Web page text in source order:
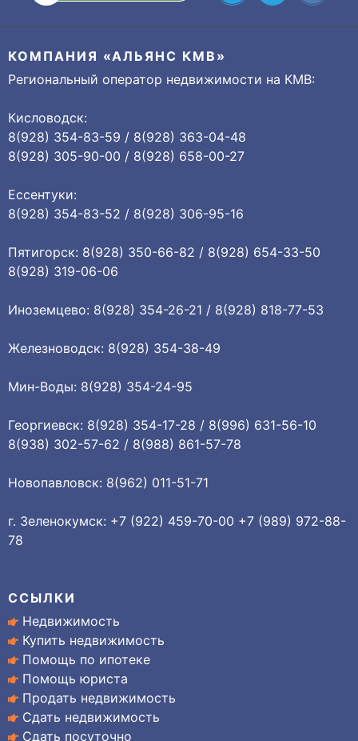
КОМПАНИЯ «АЛЬЯНС КМВ»
Региональный оператор недвижимости на КМВ:
Кисловодск:
8(928) 354-83-59 / 8(928) 363-04-48
8(928) 305-90-00 / 8(928) 658-00-27
Ессентуки:
8(928) 354-83-52 / 8(928) 306-95-16
Пятигорск: 8(928) 350-66-82 / 8(928) 654-33-50
8(928) 319-06-06
Иноземцево: 8(928) 354-26-21 / 8(928) 818-77-53
Железноводск: 8(928) 354-38-49
Мин-Воды: 8(928) 354-24-95
Георгиевск: 8(928) 354-17-28 / 8(996) 631-56-10
8(938) 302-57-62 / 8(988) 861-57-78
Новопавловск: 8(962) 011-51-71
г. Зеленокумск: +7 (922) 459-70-00 +7 (989) 972-88-
78
ССЫЛКИ
Недвижимость
Купить недвижимость
Помощь по ипотеке
Помощь юриста
Продать недвижимость
Сдать недвижимость
Сдать посуточно